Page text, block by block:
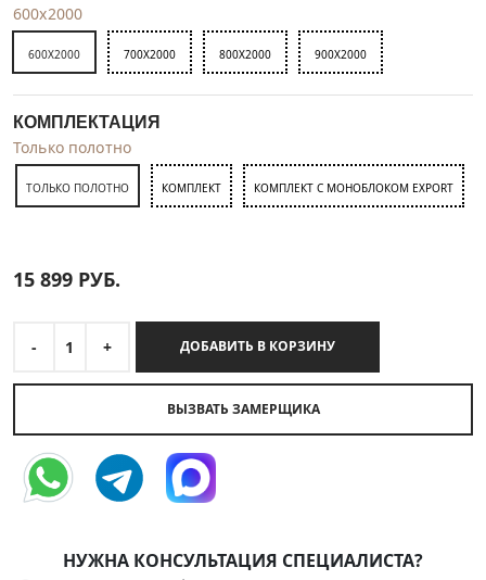
600x2000
600X2000 700X2000 800X2000 900X2000
КОМПЛЕКТАЦИЯ
Только полотно
ТОЛЬКО ПОЛОТНО КОМПЛЕКТ КОМПЛЕКТ С МОНОБЛОКОМ EXPORT
15 899 РУБ.
- 1 + ДОБАВИТЬ В КОРЗИНУ
ВЫЗВАТЬ ЗАМЕРЩИКА
НУЖНА КОНСУЛЬТАЦИЯ СПЕЦИАЛИСТА?